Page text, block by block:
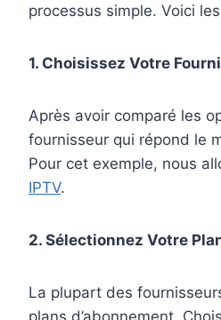
processus simple. Voici
1. Choisissez Votre
Après avoir comparé les
fournisseur qui répond le
Pour cet exemple, nous
IPTV.
2. Sélectionnez Votre
La plupart des
plans d’abonnement.